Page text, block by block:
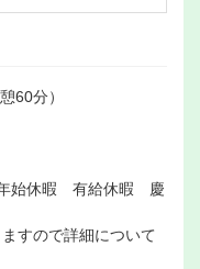
60分）
始休暇 有給休暇 慶
すので詳細について